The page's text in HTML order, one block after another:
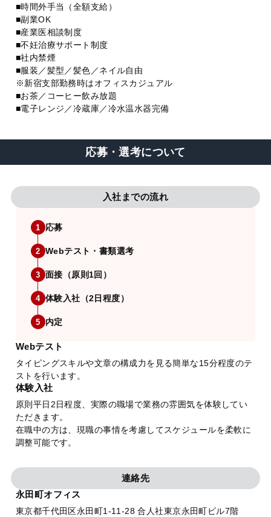
■時間外手当（全額支給）
■副業OK
■産業医相談制度
■不妊治療サポート制度
■社内禁煙
■服装／髪型／髪色／ネイル自由
※新宿支部勤務時はオフィスカジュアル
■お茶／コーヒー飲み放題
■電子レンジ／冷蔵庫／冷水温水器完備
応募・選考について
入社までの流れ
1 応募
2 Webテスト・書類選考
3 面接（原則1回）
4 体験入社（2日程度）
5 内定
Webテスト
タイピングスキルや文章の構成力を見る簡単な15分程度のテ
ストを行います。
体験入社
原則平日2日程度、実際の職場で業務の雰囲気を体験してい
ただきます。
在職中の方は、現職の事情を考慮してスケジュールを柔軟に
調整可能です。
連絡先
永田町オフィス
東京都千代田区永田町1-11-28 合人社東京永田町ビル7階